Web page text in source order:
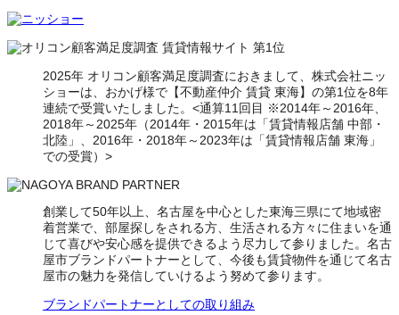
2025年 オリコン顧客満足度調査におきまして、株式会社ニッ
ショーは、おかげ様で【不動産仲介 賃貸 東海】の第1位を8年
連続で受賞いたしました。<通算11回目 ※2014年～2016年、
2018年～2025年（2014年・2015年は「賃貸情報店舗 中部・
北陸」、2016年・2018年～2023年は「賃貸情報店舗 東海」
での受賞）>
創業して50年以上、名古屋を中心とした東海三県にて地域密
着営業で、部屋探しをされる方、生活される方々に住まいを通
じて喜びや安心感を提供できるよう尽力して参りました。名古
屋市ブランドパートナーとして、今後も賃貸物件を通じて名古
屋市の魅力を発信していけるよう努めて参ります。
ブランドパートナーとしての取り組み